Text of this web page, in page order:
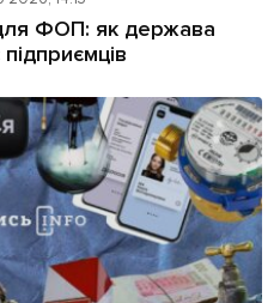
Прес-релізи
Фото/Відео
Made in Lviv
ФОП: як держава